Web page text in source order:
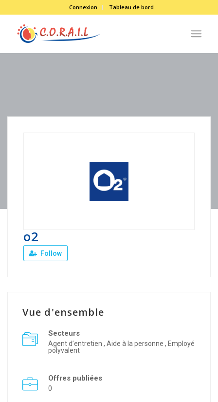
Connexion Tableau de bord
o2
Follow
Vue d'ensemble
Secteurs
Agent d’entretien , Aide à la personne , Employé
polyvalent
Offres publiées
0